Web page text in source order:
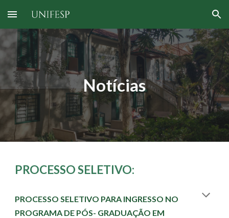
Skip to main content Skip to navigation
Notícias
PROCESSO SELETIVO:
PROCESSO SELETIVO PARA INGRESSO NO
PROGRAMA DE PÓS- GRADUAÇÃO EM